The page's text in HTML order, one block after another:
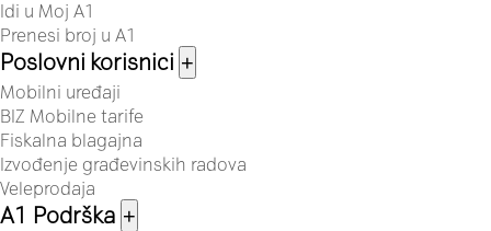
Idi u Moj A1
Prenesi broj u A1
Poslovni korisnici +
Mobilni uređaji
BIZ Mobilne tarife
Fiskalna blagajna
Izvođenje građevinskih radova
Veleprodaja
A1 Podrška +